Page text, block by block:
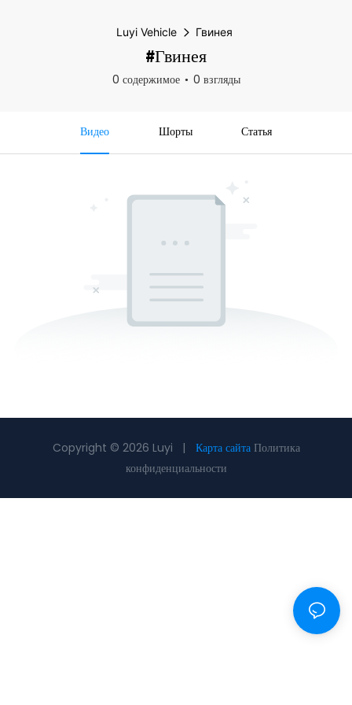
Luyi Vehicle Гвинея
#Гвинея
0 содержимое 0 взгляды
Видео Шорты Статья
Copyright © 2026 Luyi | Карта сайта Политика
конфиденциальности